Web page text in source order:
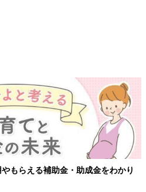
もらえる補助金・助成金をわかり